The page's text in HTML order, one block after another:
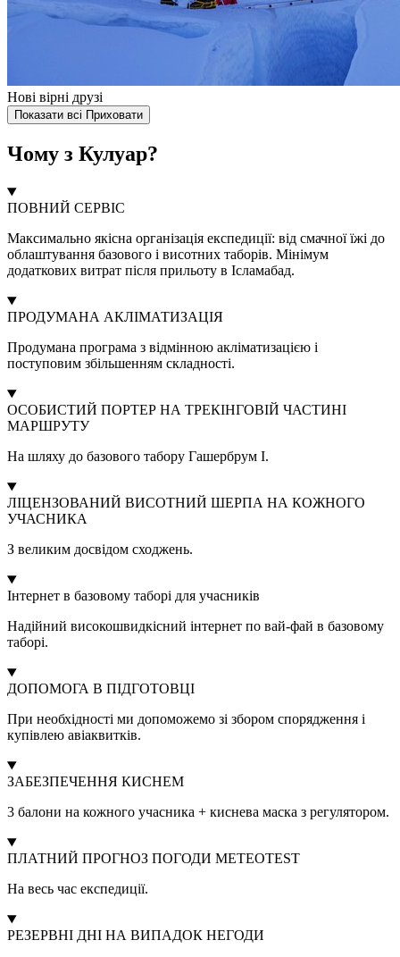
Нові вірні друзі
Показати всі Приховати
Чому з Кулуар?
ПОВНИЙ СЕРВІС
Максимально якісна організація експедиції: від смачної їжі до
облаштування базового і висотних таборів. Мінімум
додаткових витрат після прильоту в Ісламабад.
ПРОДУМАНА АКЛІМАТИЗАЦІЯ
Продумана програма з відмінною акліматизацією і
поступовим збільшенням складності.
ОСОБИСТИЙ ПОРТЕР НА ТРЕКІНГОВІЙ ЧАСТИНІ
МАРШРУТУ
На шляху до базового табору Гашербрум I.
ЛІЦЕНЗОВАНИЙ ВИСОТНИЙ ШЕРПА НА КОЖНОГО
УЧАСНИКА
З великим досвідом сходжень.
Інтернет в базовому таборі для учасників
Надійний високошвидкісний інтернет по вай-фай в базовому
таборі.
ДОПОМОГА В ПІДГОТОВЦІ
При необхідності ми допоможемо зі збором спорядження і
купівлею авіаквитків.
ЗАБЕЗПЕЧЕННЯ КИСНЕМ
3 балони на кожного учасника + киснева маска з регулятором.
ПЛАТНИЙ ПРОГНОЗ ПОГОДИ METEOTEST
На весь час експедиції.
РЕЗЕРВНІ ДНІ НА ВИПАДОК НЕГОДИ